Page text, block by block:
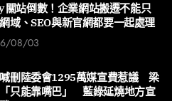
關站倒數！企業網站搬遷不能只
域、SEO與新官網都要一起處理
08/03
刪陸委會1295萬媒宣費惹議 梁
只能靠嘴巴」 藍綠延燒地方宣